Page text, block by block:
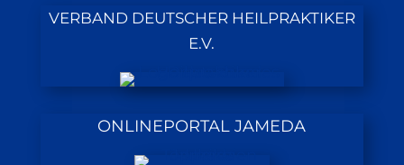
VERBAND DEUTSCHER HEILPRAKTIKER
E.V.
ONLINEPORTAL JAMEDA